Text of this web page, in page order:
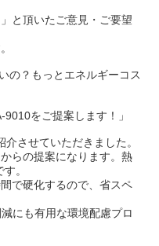
と頂いたご意見・ご要望
の？もっとエネルギーコス
をご提案します！」
させていただきました。
らの提案になります。熱
。
で硬化するので、省スペ
にも有用な環境配慮プロ